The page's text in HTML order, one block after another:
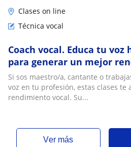
Clases on line
Técnica vocal
Coach vocal. Educa tu voz
para generar un mejor
Si sos maestro/a, cantante o
voz en tu profesión, estas clases te
rendimiento vocal. Su...
ver más